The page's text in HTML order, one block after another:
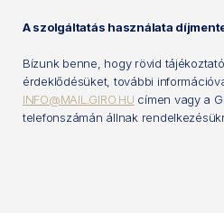
A szolgáltatás használata
Bízunk benne, hogy rövid
érdeklődésüket, további
INFO@MAIL.GIRO.HU címen vagy a
telefonszámán állnak